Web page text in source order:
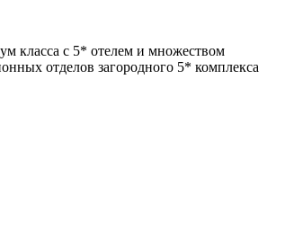
класса с 5* отелем и множеством
отделов загородного 5* комплекса